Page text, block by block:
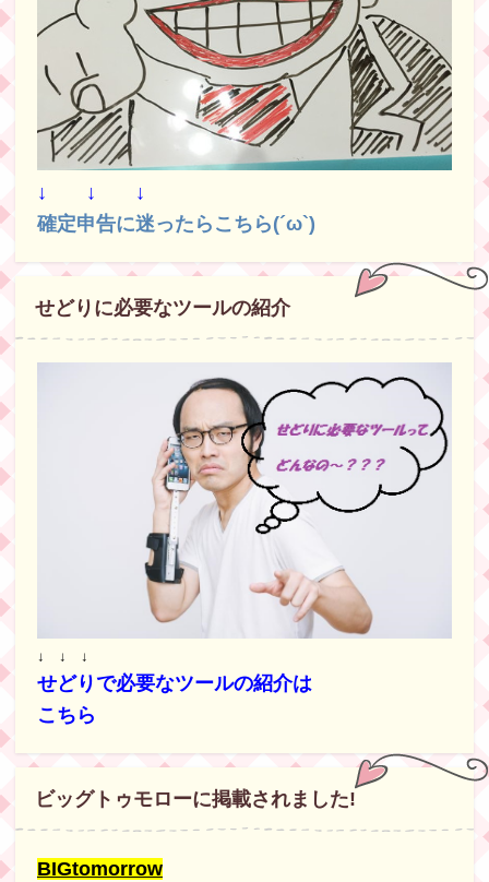
↓ ↓ ↓
確定申告に迷ったらこちら(´ω`)
せどりに必要なツールの紹介
↓ ↓ ↓
せどりで必要なツールの紹介は
こちら
ビッグトゥモローに掲載されました!
BIGtomorrow